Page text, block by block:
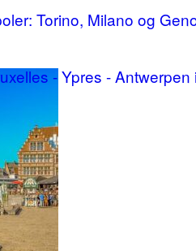
Torino, Milano og
- Ypres -